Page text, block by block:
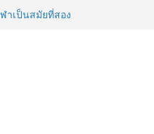
งาน “สิงห์สะพาน